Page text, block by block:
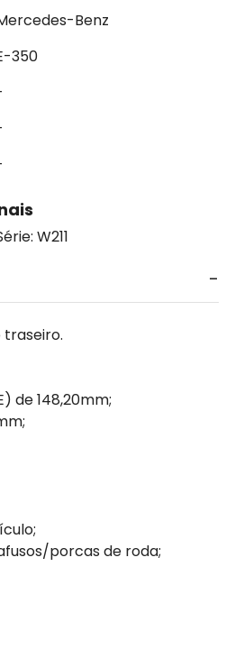
Benz
350
W211
traseiro.
de 148,20mm;
porcas de roda;